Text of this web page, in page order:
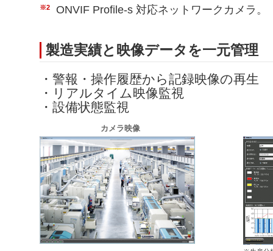
※2 ONVIF Profile-s 対応ネットワークカメラ。
製造実績と映像データを一元管理
・警報・操作履歴から記録映像の再生
・リアルタイム映像監視
・設備状態監視
カメラ映像